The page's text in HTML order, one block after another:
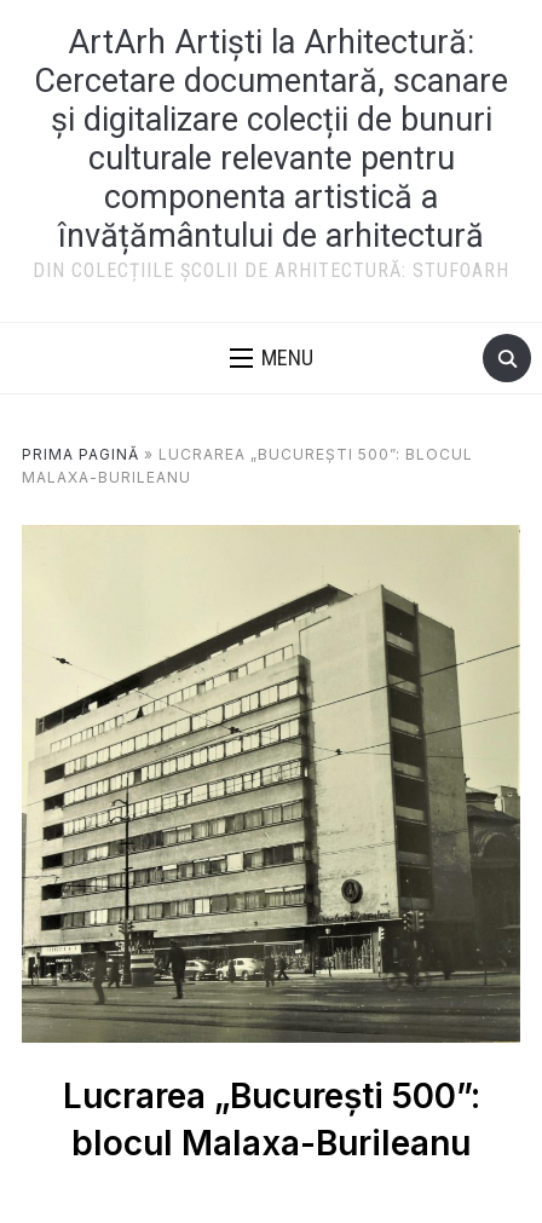
ArtArh Artiști la Arhitectură:
Cercetare documentară, scanare
și digitalizare colecții de bunuri
culturale relevante pentru
componenta artistică a
învățământului de arhitectură
DIN COLECȚIILE ȘCOLII DE ARHITECTURĂ: STUFOARH
MENU
PRIMA PAGINĂ » LUCRAREA „BUCUREȘTI 500”: BLOCUL
MALAXA-BURILEANU
Lucrarea „București 500”:
blocul Malaxa-Burileanu